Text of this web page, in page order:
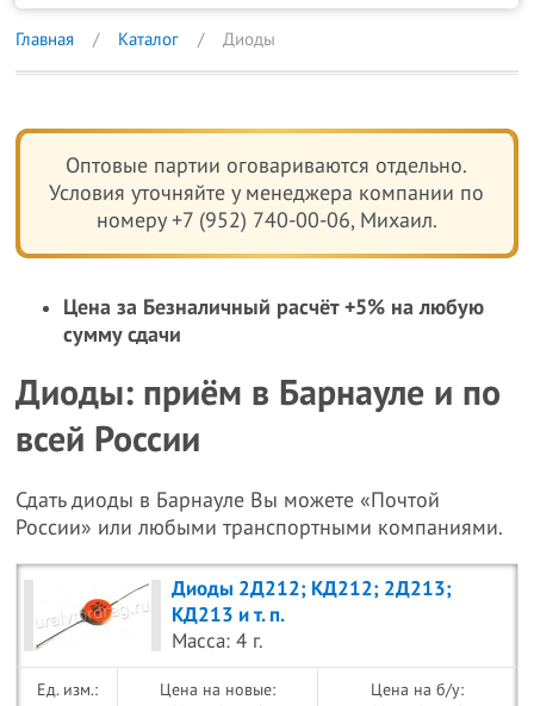
Главная Каталог Диоды
Оптовые партии оговариваются отдельно.
Условия уточняйте у менеджера компании по
номеру +7 (952) 740-00-06, Михаил.
Цена за Безналичный расчёт +5% на любую
сумму сдачи
Диоды: приём в Барнауле и по
всей России
Сдать диоды в Барнауле Вы можете «Почтой
России» или любыми транспортными компаниями.
Диоды 2Д212; КД212; 2Д213;
КД213 и т. п.
Масса: 4 г.
Цена на новые: Цена на б/у: